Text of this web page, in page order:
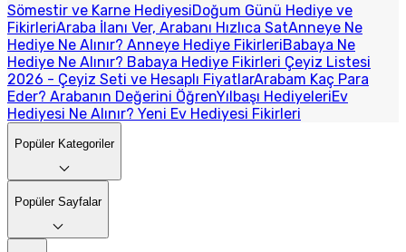
Sömestir ve Karne HediyesiDoğum Günü Hediye ve
FikirleriAraba İlanı Ver, Arabanı Hızlıca SatAnneye Ne
Hediye Ne Alınır? Anneye Hediye FikirleriBabaya Ne
Hediye Ne Alınır? Babaya Hediye Fikirleri Çeyiz Listesi
2026 - Çeyiz Seti ve Hesaplı FiyatlarArabam Kaç Para
Eder? Arabanın Değerini ÖğrenYılbaşı HediyeleriEv
Hediyesi Ne Alınır? Yeni Ev Hediyesi Fikirleri
Popüler Kategoriler
Popüler Sayfalar